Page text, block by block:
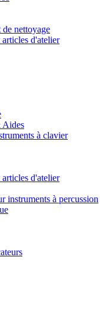
nettoyage
articles d'atelier
Aides
à clavier
articles d'atelier
instruments à percussion